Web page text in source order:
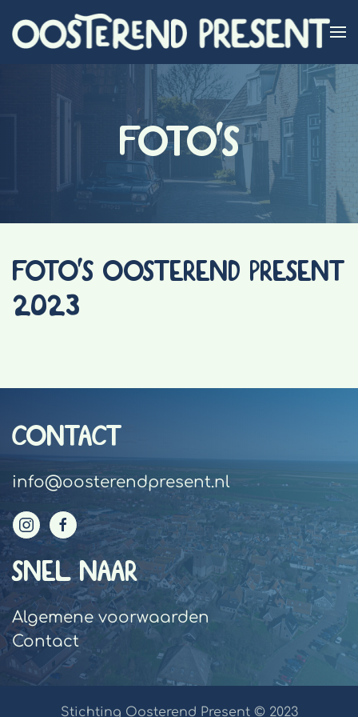
Skip to main content
FOTO'S
FOTO'S OOSTEREND PRESENT
2023
CONTACT
info@oosterendpresent.nl
SNEL NAAR
Algemene voorwaarden
Contact
Stichting Oosterend Present © 2023